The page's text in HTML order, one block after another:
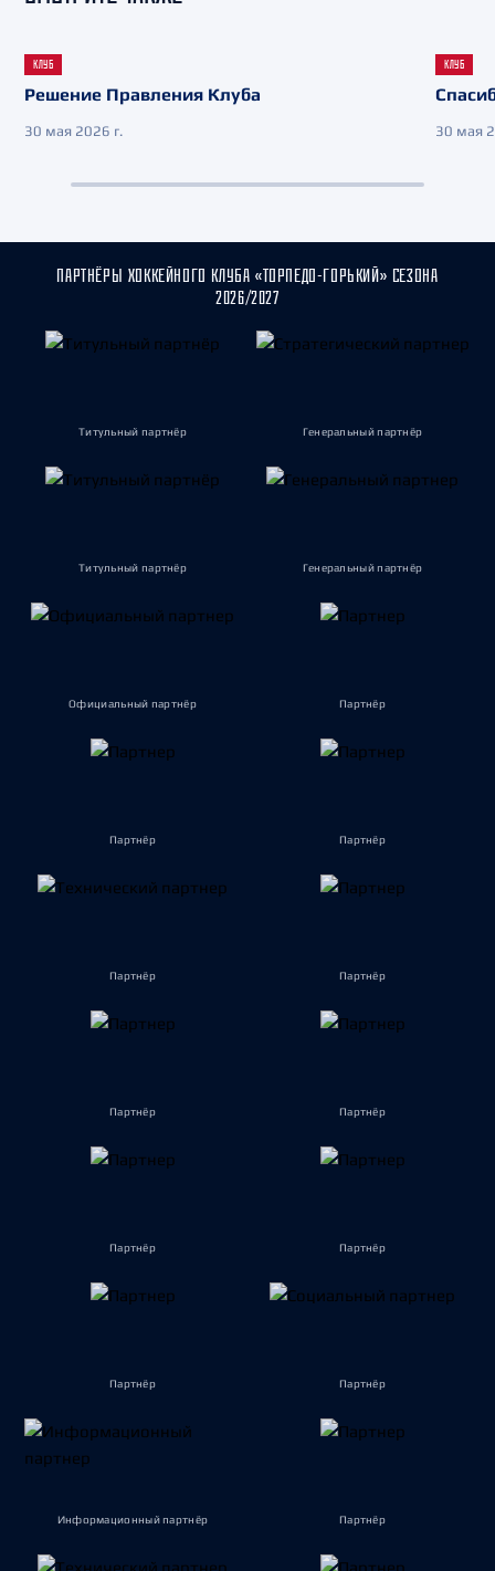
КЛУБ
Решение Правления Клуба
30 мая 2026 г.
КЛУБ
30 мая
ПАРТНЁРЫ ХОККЕЙНОГО КЛУБА «ТОРПЕДО-ГОРЬКИЙ» СЕЗОНА
2026/2027
Титульный партнёр Генеральный партнёр
Титульный партнёр Генеральный партнёр
Официальный партнёр Партнёр
Партнёр Партнёр
Партнёр Партнёр
Партнёр Партнёр
Партнёр Партнёр
Партнёр Партнёр
Информационный партнёр Партнёр